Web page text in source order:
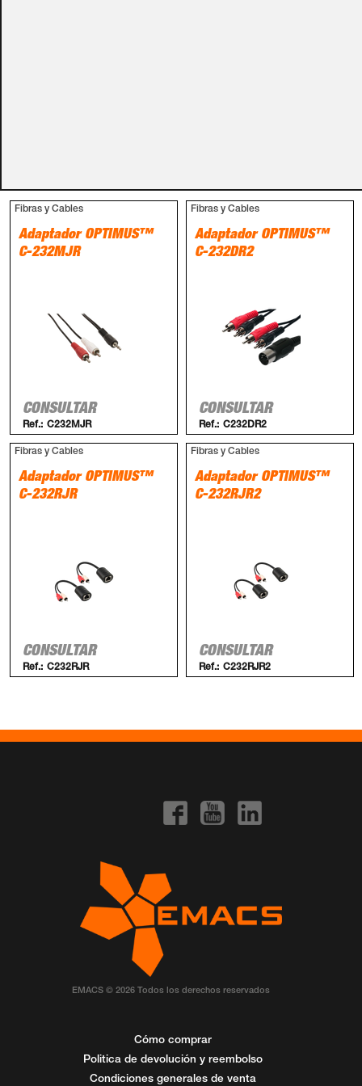
Fibras y Cables
Adaptador OPTIMUS™
C-232MJR
CONSULTAR
Ref.: C232MJR
Fibras y Cables
Adaptador OPTIMUS™
C-232DR2
CONSULTAR
Ref.: C232DR2
Fibras y Cables
Adaptador OPTIMUS™
C-232RJR
CONSULTAR
Ref.: C232RJR
Fibras y Cables
Adaptador OPTIMUS™
C-232RJR2
CONSULTAR
Ref.: C232RJR2
EMACS © 2026 Todos los derechos reservados
Cómo comprar
Politica de devolución y reembolso
Condiciones generales de venta